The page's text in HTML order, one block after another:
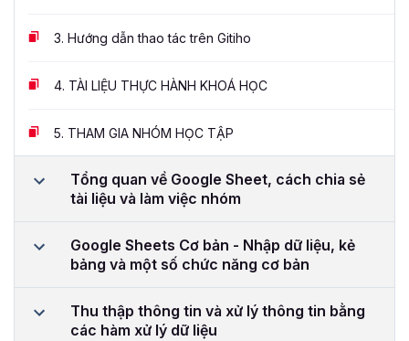
3. Hướng dẫn thao tác trên Gitiho
4. TÀI LIỆU THỰC HÀNH KHOÁ HỌC
5. THAM GIA NHÓM HỌC TẬP
Tổng quan về Google Sheet, cách chia sẻ
tài liệu và làm việc nhóm
Google Sheets Cơ bản - Nhập dữ liệu, kẻ
bảng và một số chức năng cơ bản
Thu thập thông tin và xử lý thông tin bằng
các hàm xử lý dữ liệu